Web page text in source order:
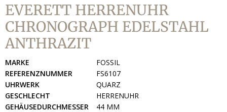
EVERETT HERRENUHR
CHRONOGRAPH EDELSTAHL
ANTHRAZIT
MARKE
FOSSIL
REFERENZNUMMER
FS6107
UHRWERK
QUARZ
GESCHLECHT
HERRENUHR
GEHÄUSEDURCHMESSER
44 MM